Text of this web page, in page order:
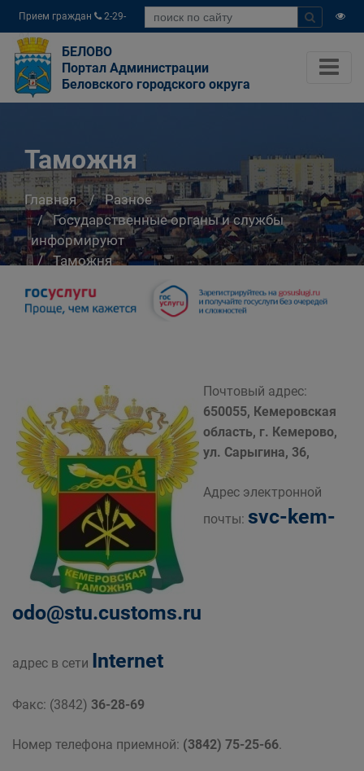
Прием граждан
2-29-
04
БЕЛОВО
Портал Администрации
Беловского городского округа
Таможня
Главная
Разное
Государственные органы и службы
информируют
Таможня
Почтовый адрес:
650055, Кемеровская
область, г. Кемерово,
ул. Сарыгина, 36,
Адрес электронной
почты: svc-kem-
odo@stu.customs.ru
адрес в сети Internet
Факс: (3842) 36-28-69
Номер телефона приемной: (3842) 75-25-66.